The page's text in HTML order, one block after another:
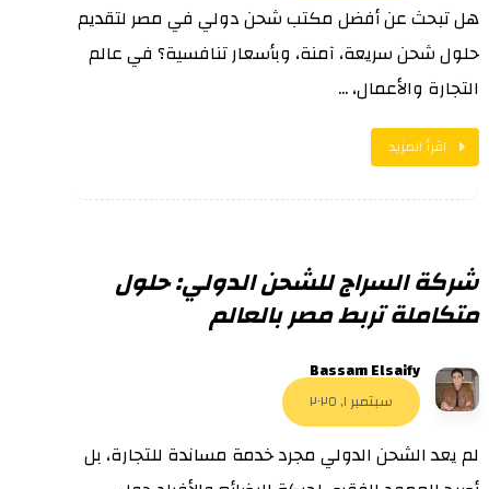
هل تبحث عن أفضل مكتب شحن دولي في مصر لتقديم
حلول شحن سريعة، آمنة، وبأسعار تنافسية؟ في عالم
التجارة والأعمال، ...
اقرأ المزيد
شركة السراج للشحن الدولي: حلول
متكاملة تربط مصر بالعالم
Bassam Elsaify
سبتمبر ١, ٢٠٢٥
لم يعد الشحن الدولي مجرد خدمة مساندة للتجارة، بل